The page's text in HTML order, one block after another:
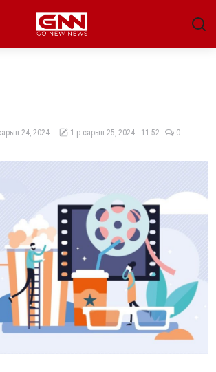
24, 2024 1-р сарын 25, 2024 - 11:52 0